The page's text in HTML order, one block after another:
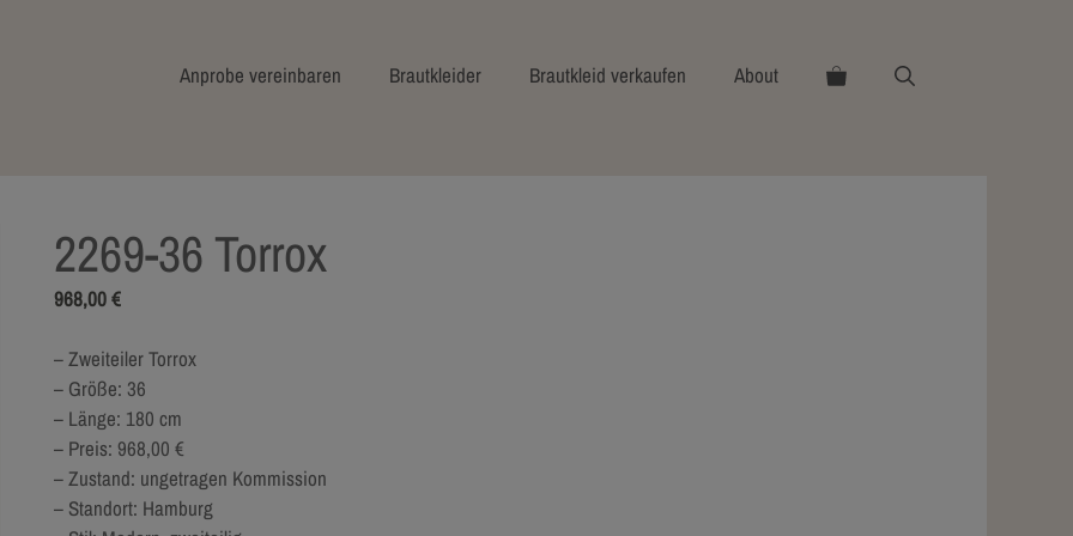
Anprobe vereinbaren Brautkleider Brautkleid verkaufen About
2269-36 Torrox
968,00€
– Zweiteiler Torrox
– Größe: 36
– Länge: 180 cm
– Preis: 968,00 €
– Zustand: ungetragen Kommission
– Standort: Hamburg